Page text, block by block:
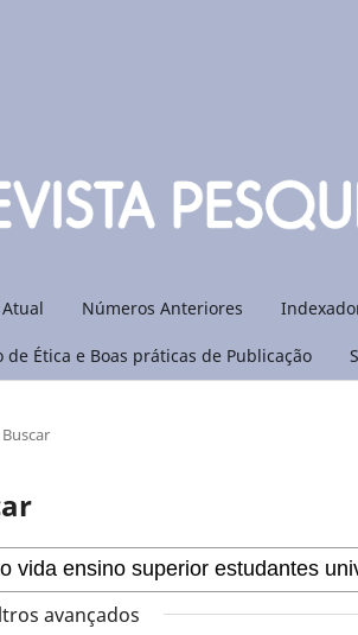
Atual Números Anteriores
de Ética e Boas práticas de Publicação
Buscar
avançados